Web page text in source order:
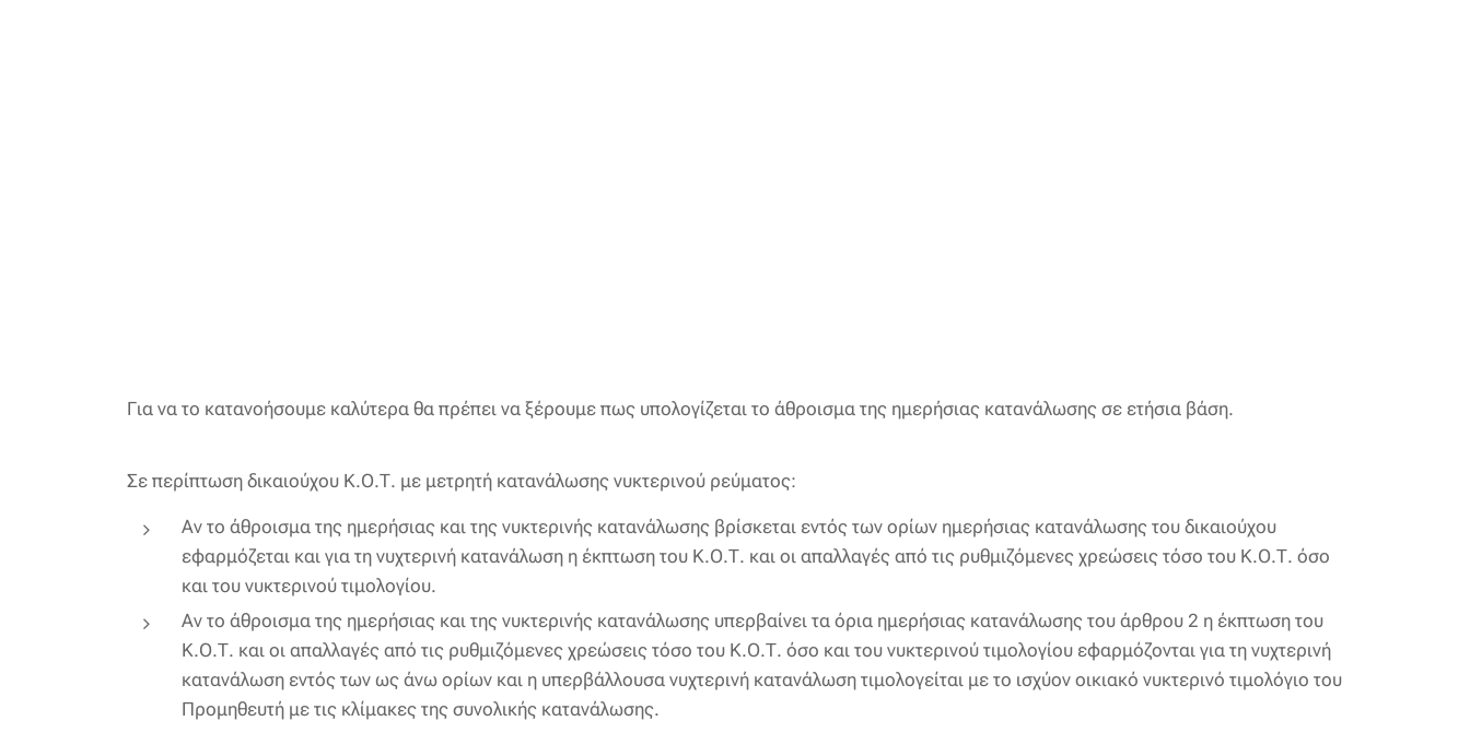
Για να το κατανοήσουμε καλύτερα θα πρέπει να ξέρουμε πως υπολογίζεται το άθροισμα της ημερήσιας κατανάλωσης σε ετήσια βάση.
Σε περίπτωση δικαιούχου Κ.Ο.Τ. με μετρητή κατανάλωσης νυκτερινού ρεύματος:
Αν το άθροισμα της ημερήσιας και της νυκτερινής κατανάλωσης βρίσκεται εντός των ορίων ημερήσιας κατανάλωσης του δικαιούχου
εφαρμόζεται και για τη νυχτερινή κατανάλωση η έκπτωση του Κ.Ο.Τ. και οι απαλλαγές από τις ρυθμιζόμενες χρεώσεις τόσο του Κ.Ο.Τ. όσο
και του νυκτερινού τιμολογίου.
Αν το άθροισμα της ημερήσιας και της νυκτερινής κατανάλωσης υπερβαίνει τα όρια ημερήσιας κατανάλωσης του άρθρου 2 η έκπτωση του
Κ.Ο.Τ. και οι απαλλαγές από τις ρυθμιζόμενες χρεώσεις τόσο του Κ.Ο.Τ. όσο και του νυκτερινού τιμολογίου εφαρμόζονται για τη νυχτερινή
κατανάλωση εντός των ως άνω ορίων και η υπερβάλλουσα νυχτερινή κατανάλωση τιμολογείται με το ισχύον οικιακό νυκτερινό τιμολόγιο του
Προμηθευτή με τις κλίμακες της συνολικής κατανάλωσης.